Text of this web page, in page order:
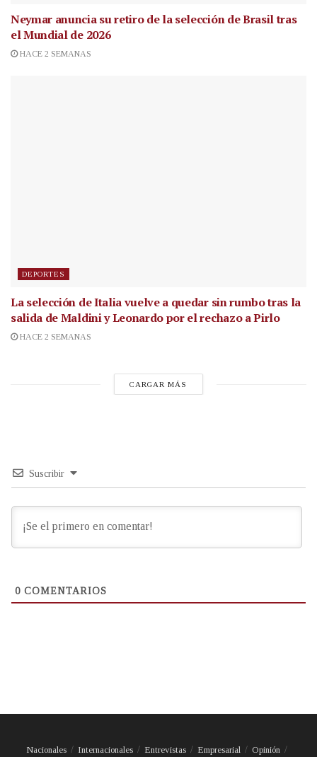
Neymar anuncia su retiro de la selección de Brasil tras
el Mundial de 2026
HACE 2 SEMANAS
DEPORTES
La selección de Italia vuelve a quedar sin rumbo tras la
salida de Maldini y Leonardo por el rechazo a Pirlo
HACE 2 SEMANAS
CARGAR MÁS
Suscribir
0 COMENTARIOS
Nacionales Internacionales Entrevistas Empresarial Opinión